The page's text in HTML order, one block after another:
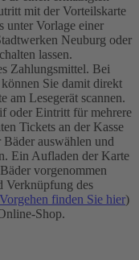
mit der Vorteilskarte
unter Vorlage einer
Neuburg oder
lassen.
Zahlungsmittel. Bei
Sie damit direkt
am Lesegerät scannen.
oder Eintritt für mehrere
Tickets an der Kasse
auswählen und
Ein Aufladen der Karte
vorgenommen
Verknüpfung des
finden Sie hier)
Shop.